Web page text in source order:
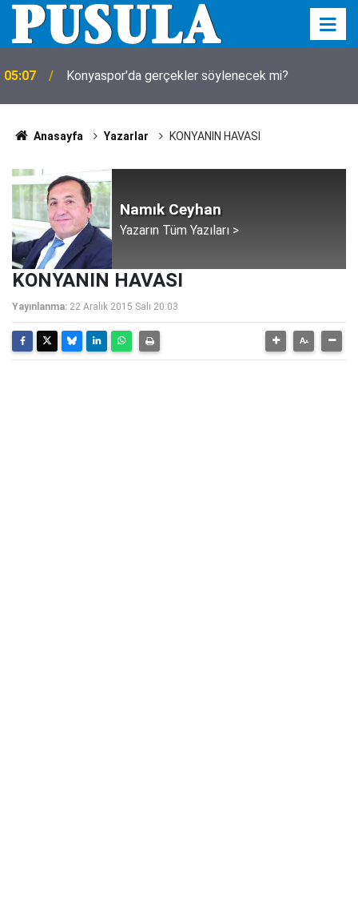
05:07 Konyaspor'da gerçekler söylenecek mi?
Anasayfa Yazarlar KONYANIN HAVASI
Namık Ceyhan
Yazarın Tüm Yazıları >
KONYANIN HAVASI
Yayınlanma: 22 Aralık 2015 Salı 20:03